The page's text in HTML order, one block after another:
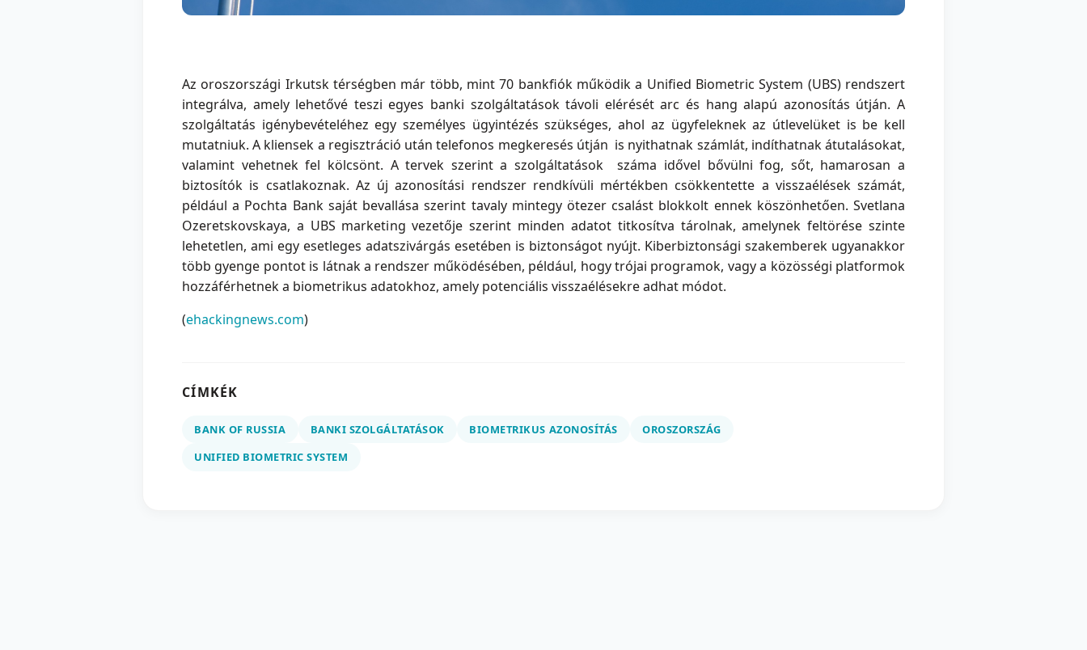
Az oroszországi Irkutsk térségben már több, mint 70 bankfiók működik a Unified Biometric System (UBS) rendszert
integrálva, amely lehetővé teszi egyes banki szolgáltatások távoli elérését arc és hang alapú azonosítás útján. A
szolgáltatás igénybevételéhez egy személyes ügyintézés szükséges, ahol az ügyfeleknek az útlevelüket is be kell
mutatniuk. A kliensek a regisztráció után telefonos megkeresés útján is nyithatnak számlát, indíthatnak átutalásokat,
valamint vehetnek fel kölcsönt. A tervek szerint a szolgáltatások száma idővel bővülni fog, sőt, hamarosan a
biztosítók is csatlakoznak. Az új azonosítási rendszer rendkívüli mértékben csökkentette a visszaélések számát,
például a Pochta Bank saját bevallása szerint tavaly mintegy ötezer csalást blokkolt ennek köszönhetően. Svetlana
Ozeretskovskaya, a UBS marketing vezetője szerint minden adatot titkosítva tárolnak, amelynek feltörése szinte
lehetetlen, ami egy esetleges adatszivárgás esetében is biztonságot nyújt. Kiberbiztonsági szakemberek ugyanakkor
több gyenge pontot is látnak a rendszer működésében, például, hogy trójai programok, vagy a közösségi platformok
hozzáférhetnek a biometrikus adatokhoz, amely potenciális visszaélésekre adhat módot.
(ehackingnews.com)
CÍMKÉK
BANK OF RUSSIA BANKI SZOLGÁLTATÁSOK BIOMETRIKUS AZONOSÍTÁS
OROSZORSZÁG
UNIFIED BIOMETRIC SYSTEM